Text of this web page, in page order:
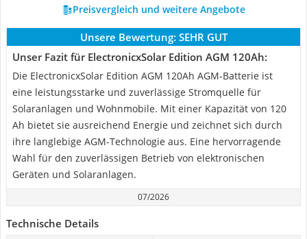
Preisvergleich und weitere Angebote
Unsere Bewertung: SEHR GUT
Unser Fazit für ElectronicxSolar Edition AGM 120Ah:
Die ElectronicxSolar Edition AGM 120Ah AGM-Batterie ist
eine leistungsstarke und zuverlässige Stromquelle für
Solaranlagen und Wohnmobile. Mit einer Kapazität von 120
Ah bietet sie ausreichend Energie und zeichnet sich durch
ihre langlebige AGM-Technologie aus. Eine hervorragende
Wahl für den zuverlässigen Betrieb von elektronischen
Geräten und Solaranlagen.
07/2026
Technische Details